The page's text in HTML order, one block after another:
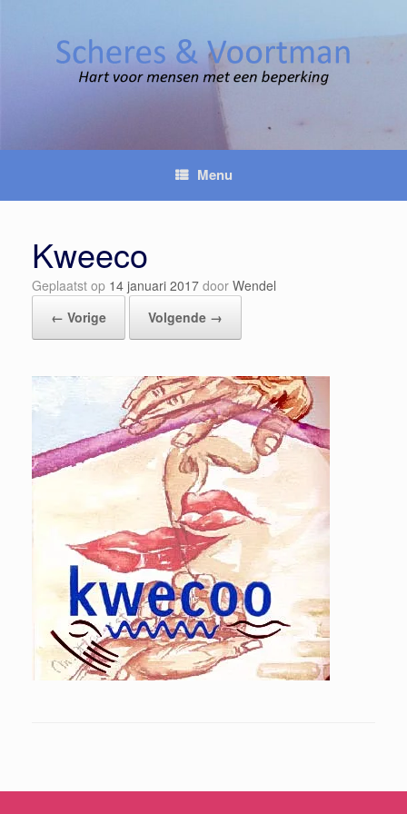
Menu
Kweeco
Geplaatst op 14 januari 2017 door Wendel
← Vorige
Volgende →